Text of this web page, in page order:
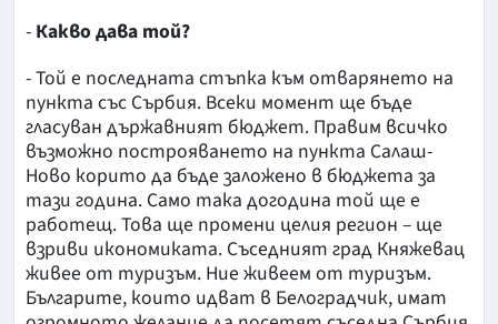
- Какво дава той?
- Той е последната стъпка към отварянето на
пункта със Сърбия. Всеки момент ще бъде
гласуван държавният бюджет. Правим всичко
възможно построяването на пункта Салаш-
Ново корито да бъде заложено в бюджета за
тази година. Само така догодина той ще е
работещ. Това ще промени целия регион – ще
взриви икономиката. Съседният град Княжевац
живее от туризъм. Ние живеем от туризъм.
Българите, които идват в Белоградчик, имат